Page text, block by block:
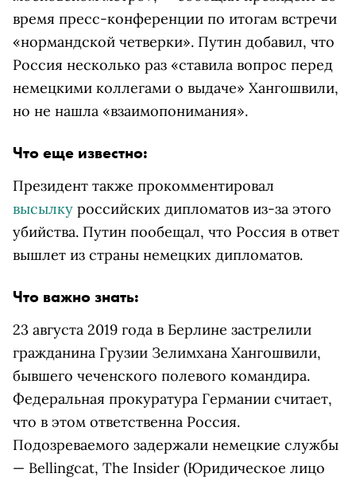
время пресс-конференции по итогам встречи
«нормандской четверки». Путин добавил, что
Россия несколько раз «ставила вопрос перед
немецкими коллегами о выдаче» Хангошвили,
но не нашла «взаимопонимания».
Что еще известно:
Президент также прокомментировал
высылку российских дипломатов из-за этого
убийства. Путин пообещал, что Россия в ответ
вышлет из страны немецких дипломатов.
Что важно знать:
23 августа 2019 года в Берлине застрелили
гражданина Грузии Зелимхана Хангошвили,
бывшего чеченского полевого командира.
Федеральная прокуратура Германии считает,
что в этом ответственна Россия.
Подозреваемого задержали немецкие службы
— Bellingcat, The Insider (Юридическое лицо